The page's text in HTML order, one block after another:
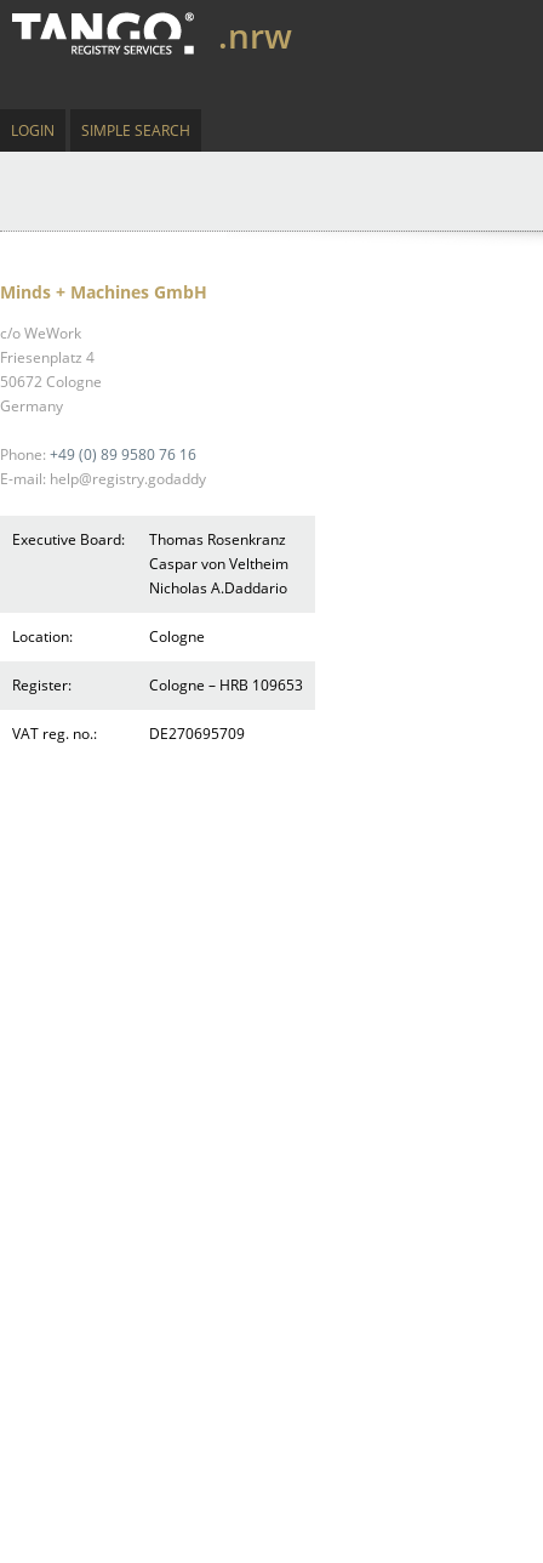
.nrw
LOGIN SIMPLE SEARCH
Minds + Machines GmbH
c/o WeWork
Friesenplatz 4
50672 Cologne
Germany
Phone: +49 (0) 89 9580 76 16
E-mail: help@registry.godaddy
Executive Board:
Thomas Rosenkranz
Caspar von Veltheim
Nicholas A.Daddario
Location: Cologne
Register: Cologne – HRB 109653
VAT reg. no.: DE270695709